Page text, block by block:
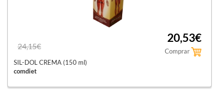
24,15€
20,53€
Comprar
SIL-DOL CREMA (150 ml)
comdiet